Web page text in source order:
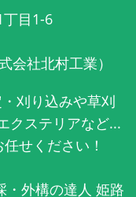
目1-6
会社北村工業）
刈り込みや草刈
クステリアなど...
せください！
・外構の達人 姫路